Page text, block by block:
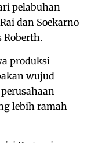
pelabuhan
dan Soekarno
Roberth.
produksi
wujud
lebih ramah